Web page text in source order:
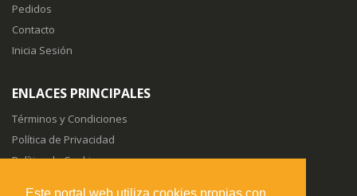
Pedidos
Contacto
Inicia Sesión
ENLACES PRINCIPALES
Términos y Condiciones
Política de Privacidad
Política de Cookies